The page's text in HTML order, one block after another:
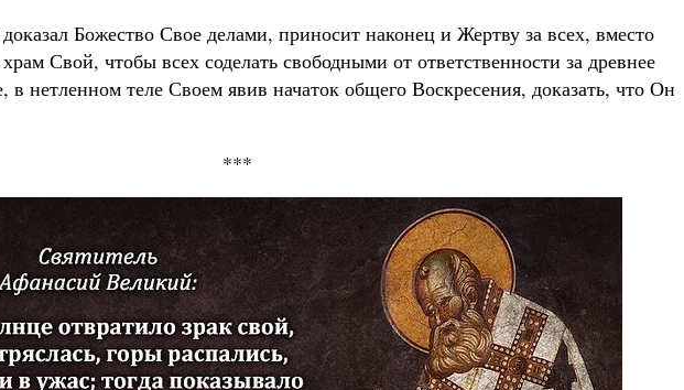
Божество Свое делами, приносит наконец и Жертву за всех, вместо
Свой, чтобы всех соделать свободными от ответственности за древнее
в нетленном теле Своем явив начаток общего Воскресения, доказать, что Он
***